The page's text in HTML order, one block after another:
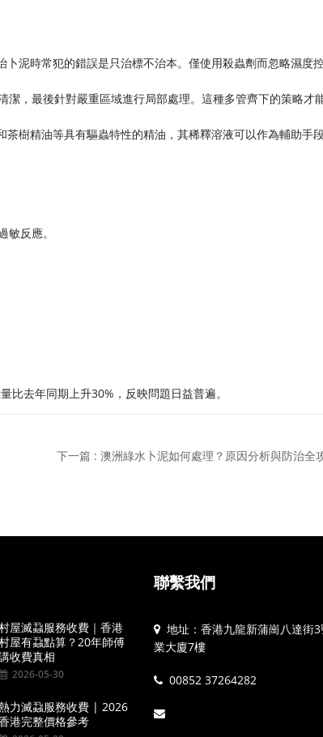
泥時常犯的錯誤是只治標不治本。僅使用殺蟲劑而忽略濕度
潔，最後針對嚴重區域進行局部處理。這種多管齊下的策略才
樹精油等具有驅蟲特性的精油，其稀釋溶液可以作為輔助手段
反應。
去年同期上升30%，反映問題日益普遍。
下一篇 : 澳洲綠水卜泥如何處理？原因分析與防治全
屋滅蝨服務收費｜香港
屋有蝨點算？20年師傅
收費真相
2026-05-30
力滅蝨服務收費 | 2026
港完整價格參考
聯繫我們
地址：香港九龍新蒲崗八達街
業大廈7樓
00852 37264282